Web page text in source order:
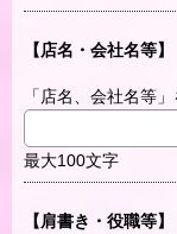
【店名・会社名等】
「店名、会社名等
最大100文字
【肩書き・役職等】